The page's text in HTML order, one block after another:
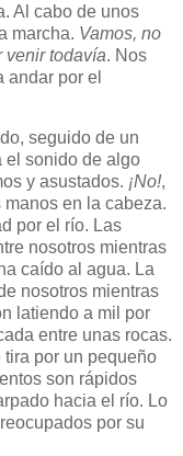
Al cabo de unos
marcha. Vamos, no
venir todavía. Nos
andar por el
seguido de un
el sonido de algo
y asustados. ¡No!,
en la cabeza.
por el río. Las
nosotros mientras
caído al agua. La
nosotros mientras
latiendo a mil por
entre unas rocas.
por un pequeño
son rápidos
hacia el río. Lo
por su